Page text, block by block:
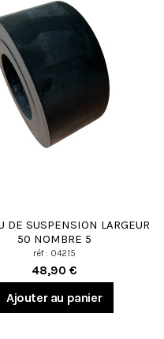
DE SUSPENSION LARGEUR
50 NOMBRE 5
réf : 04215
48,90 €
Ajouter au panier